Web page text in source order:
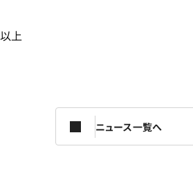
以上
ニュース一覧へ